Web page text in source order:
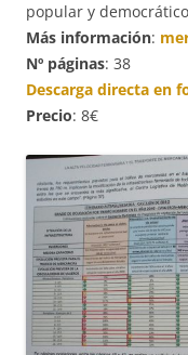
popular y
Más información:
Nº páginas: 38
Descarga directa en
Precio: 8€